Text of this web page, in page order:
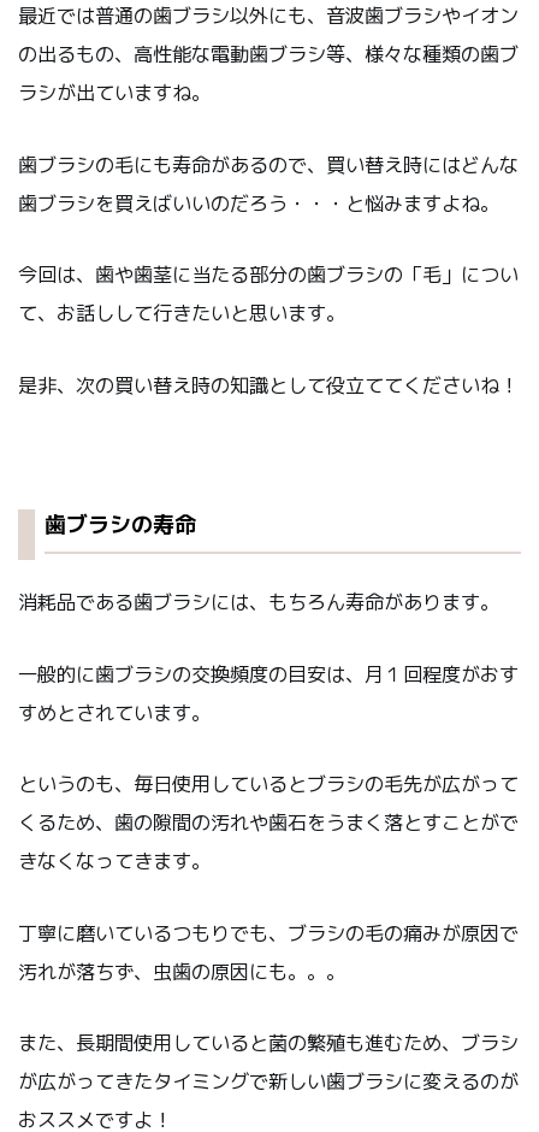
最近では普通の歯ブラシ以外にも、音波歯ブラシやイオン
の出るもの、高性能な電動歯ブラシ等、様々な種類の歯ブ
ラシが出ていますね。
歯ブラシの毛にも寿命があるので、買い替え時にはどんな
歯ブラシを買えばいいのだろう・・・と悩みますよね。
今回は、歯や歯茎に当たる部分の歯ブラシの「毛」につい
て、お話しして行きたいと思います。
是非、次の買い替え時の知識として役立ててくださいね！
歯ブラシの寿命
消耗品である歯ブラシには、もちろん寿命があります。
一般的に歯ブラシの交換頻度の目安は、月１回程度がおす
すめとされています。
というのも、毎日使用しているとブラシの毛先が広がって
くるため、歯の隙間の汚れや歯石をうまく落とすことがで
きなくなってきます。
丁寧に磨いているつもりでも、ブラシの毛の痛みが原因で
汚れが落ちず、虫歯の原因にも。。。
また、長期間使用していると菌の繁殖も進むため、ブラシ
が広がってきたタイミングで新しい歯ブラシに変えるのが
おススメですよ！